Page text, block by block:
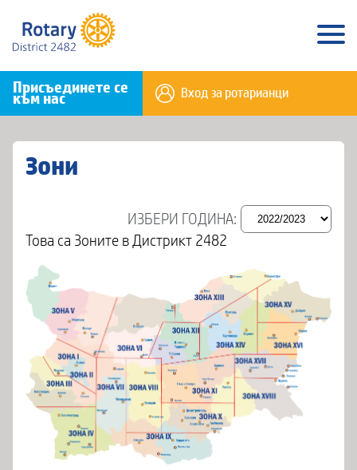
Присъединете се
към нас Вход за ротарианци
Зони
ИЗБЕРИ ГОДИНА:
Това са Зоните в Дистрикт 2482